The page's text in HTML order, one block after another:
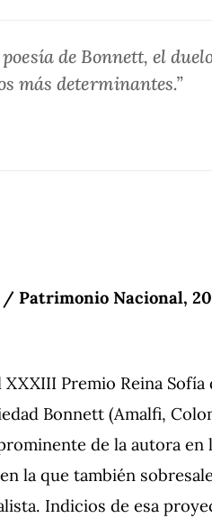
de Bonnett, el
más determinantes.”
Patrimonio Nacional,
Premio Reina Sofía
Bonnett (Amalfi,
de la autora en
la que también
Indicios de esa